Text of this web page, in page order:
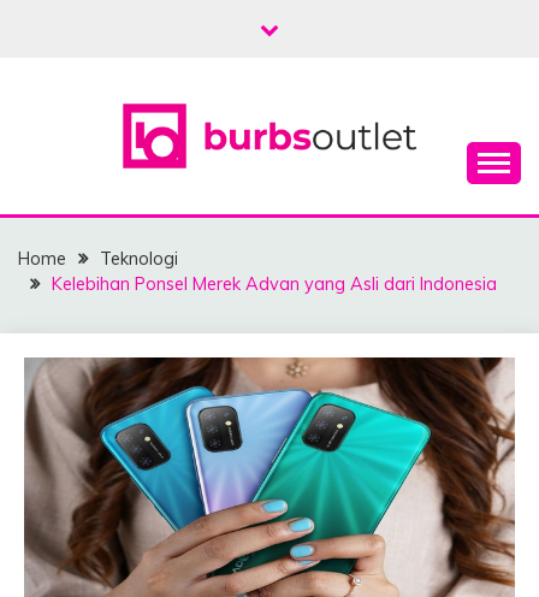
BURBSOULETNIKE
Home
Teknologi
Kelebihan Ponsel Merek Advan yang Asli dari Indonesia